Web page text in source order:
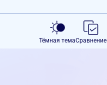
Тёмная темаСравнение